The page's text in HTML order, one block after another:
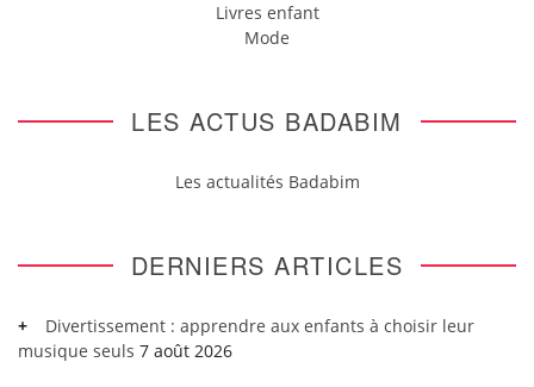
Livres enfant
Mode
LES ACTUS BADABIM
Les actualités Badabim
DERNIERS ARTICLES
Divertissement : apprendre aux enfants à choisir leur
musique seuls 7 août 2026